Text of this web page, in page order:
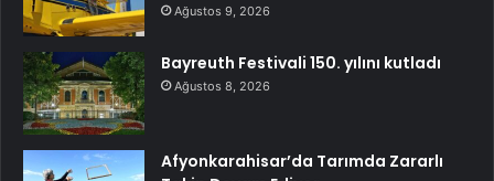
Ağustos 9, 2026
Bayreuth Festivali 150. yılını kutladı
Ağustos 8, 2026
Afyonkarahisar’da Tarımda Zararlı